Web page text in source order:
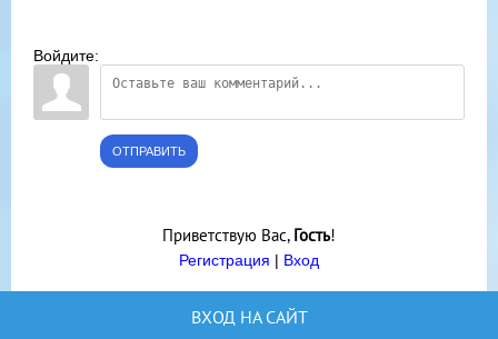
Войдите:
ОТПРАВИТЬ
Приветствую Вас, Гость!
Регистрация | Вход
ВХОД НА САЙТ